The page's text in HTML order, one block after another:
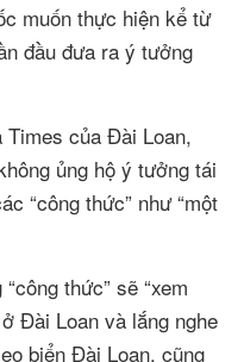
muốn thực hiện kể từ
đầu đưa ra ý tưởng
Times của Đài Loan,
ủng hộ ý tưởng tái
“công thức” như “một
thức” sẽ “xem
Đài Loan và lắng nghe
biển Đài Loan, cũng